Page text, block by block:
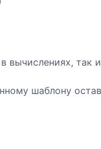
вычислениях, так
шаблону